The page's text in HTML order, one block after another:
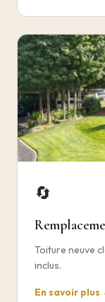
🔄
Toiture neuve
inclus.
En savoir plus